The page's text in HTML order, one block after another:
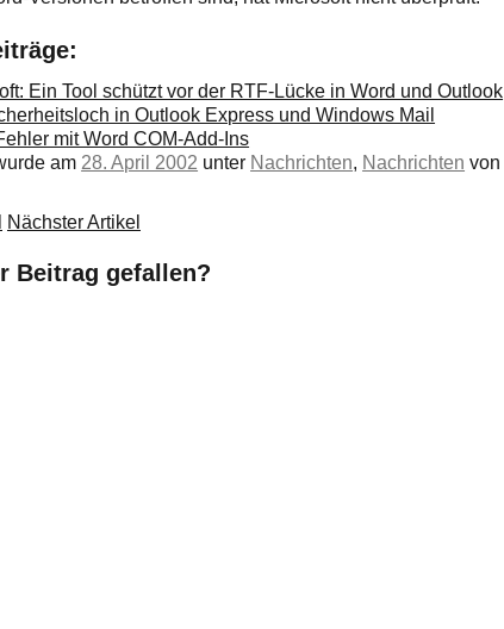
Ein Tool schützt vor der RTF-Lücke in Word und Outlook
in Outlook Express und Windows Mail
mit Word COM-Add-Ins
am 28. April 2002 unter Nachrichten, Nachrichten von
Nächster Artikel
Beitrag gefallen?